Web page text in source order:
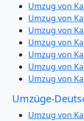
Umzug von
Umzug von
Umzug von
Umzug von
Umzug von
Umzug von
Umzug von
Umzüge-
Umzug von